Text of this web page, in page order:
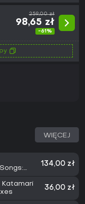
259,00 zł
98,65 zł
-61%
WIĘCEJ
134,00 zł
Katamari
36,00 zł